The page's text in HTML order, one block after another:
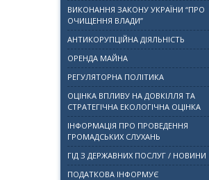
ВИКОНАННЯ ЗАКОНУ УКРАЇНИ “ПРО
ОЧИЩЕННЯ ВЛАДИ”
АНТИКОРУПЦІЙНА ДІЯЛЬНІСТЬ
ОРЕНДА МАЙНА
РЕГУЛЯТОРНА ПОЛІТИКА
ОЦІНКА ВПЛИВУ НА ДОВКІЛЛЯ ТА
СТРАТЕГІЧНА ЕКОЛОГІЧНА ОЦІНКА
ІНФОРМАЦІЯ ПРО ПРОВЕДЕННЯ
ГРОМАДСЬКИХ СЛУХАНЬ
ГІД З ДЕРЖАВНИХ ПОСЛУГ / НОВИНИ
ПОДАТКОВА ІНФОРМУЄ